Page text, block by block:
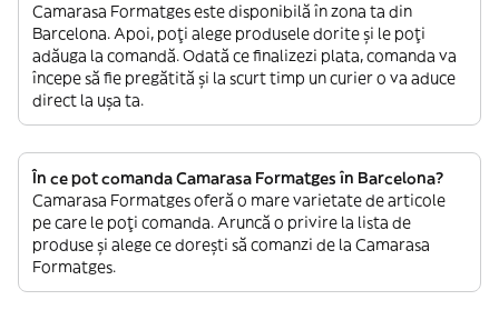
Camarasa Formatges este disponibilă în zona ta din
Barcelona. Apoi, poți alege produsele dorite și le poți
adăuga la comandă. Odată ce finalizezi plata, comanda va
începe să fie pregătită și la scurt timp un curier o va aduce
direct la ușa ta.
În ce pot comanda Camarasa Formatges în Barcelona?
Camarasa Formatges oferă o mare varietate de articole
pe care le poți comanda. Aruncă o privire la lista de
produse și alege ce dorești să comanzi de la Camarasa
Formatges.